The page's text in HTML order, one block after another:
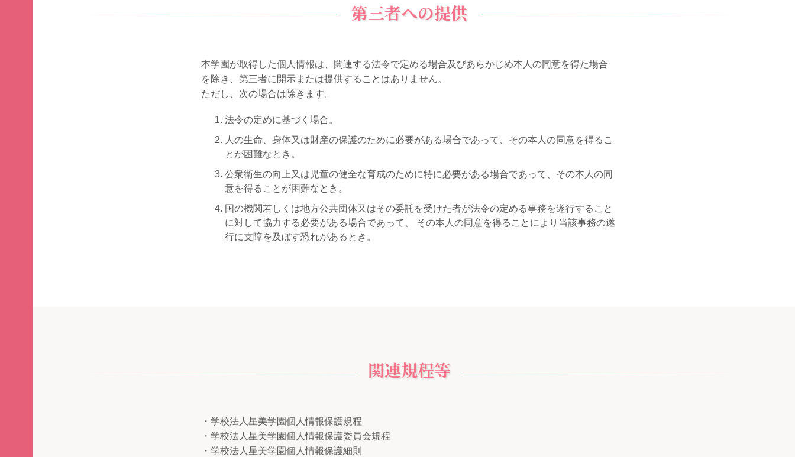
第三者への提供
本学園が取得した個人情報は、関連する法令で定める場合及びあらかじめ本人の同意を得た場合
を除き、第三者に開示または提供することはありません。
ただし、次の場合は除きます。
法令の定めに基づく場合。
人の生命、身体又は財産の保護のために必要がある場合であって、その本人の同意を得るこ
とが困難なとき。
公衆衛生の向上又は児童の健全な育成のために特に必要がある場合であって、その本人の同
意を得ることが困難なとき。
国の機関若しくは地方公共団体又はその委託を受けた者が法令の定める事務を遂行すること
に対して協力する必要がある場合であって、 その本人の同意を得ることにより当該事務の遂
行に支障を及ぼす恐れがあるとき。
関連規程等
・学校法人星美学園個人情報保護規程
・学校法人星美学園個人情報保護委員会規程
・学校法人星美学園個人情報保護細則